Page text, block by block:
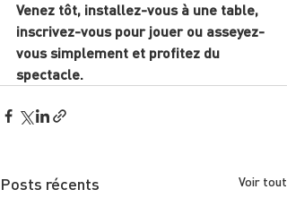
Venez tôt, installez-vous à une table,
inscrivez-vous pour jouer ou asseyez-
vous simplement et profitez du
spectacle.
Posts récents Voir tout